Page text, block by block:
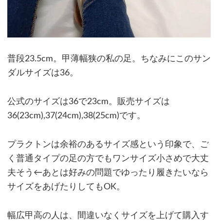
普段23.5cm。甲薄幅狭の私の足。ちなみにこのサン
ダルサイズは36。
公式のサイズは36で23cm。販売サイズは
36(23cm),37(24cm),38(25cm)です。
プラクトンは余裕のあるサイズ感という印象で、ご
く普通タイプの足の方でもワンサイズ小さめで大丈
夫そう←あとは好みの問題でゆったり履きたいなら
サイズをあげたりしてもOK。
幅広甲高の人は、間違いなくサイズを上げて購入す